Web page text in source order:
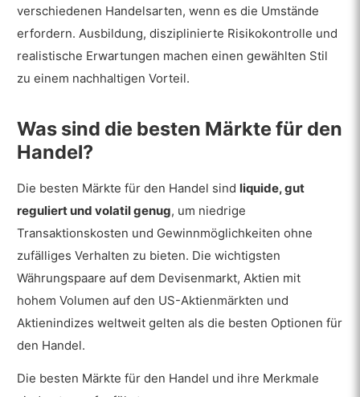
verschiedenen Handelsarten, wenn es die Umstände
erfordern. Ausbildung, disziplinierte Risikokontrolle und
realistische Erwartungen machen einen gewählten Stil
zu einem nachhaltigen Vorteil.
Was sind die besten Märkte für den
Handel?
Die besten Märkte für den Handel sind liquide, gut
reguliert und volatil genug, um niedrige
Transaktionskosten und Gewinnmöglichkeiten ohne
zufälliges Verhalten zu bieten. Die wichtigsten
Währungspaare auf dem Devisenmarkt, Aktien mit
hohem Volumen auf den US-Aktienmärkten und
Aktienindizes weltweit gelten als die besten Optionen für
den Handel.
Die besten Märkte für den Handel und ihre Merkmale